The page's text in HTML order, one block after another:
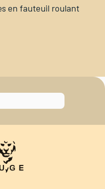
en fauteuil roulant